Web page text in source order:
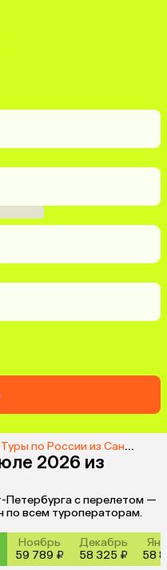
Туры по России из Санкт-Петербурга
2026 из
Петербурга с перелетом —
по всем туроператорам.
Ноябрь
59 789 ₽
Декабрь
58 325 ₽
58